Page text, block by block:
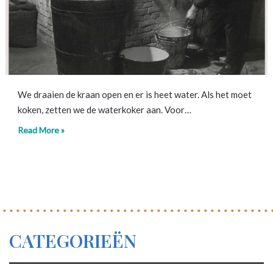
We draaien de kraan open en er is heet water. Als het moet
koken, zetten we de waterkoker aan. Voor…
Read More »
CATEGORIEËN